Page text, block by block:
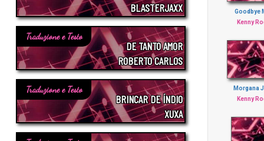
Goodbye
Kenny
Morgana
Kenny
BLASTERJAXX
Traduzione e Testo
DE TANTO AMOR
ROBERTO CARLOS
Traduzione e Testo
BRINCAR DE ÍNDIO
XUXA